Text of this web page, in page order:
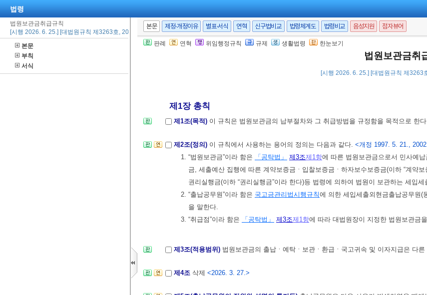
법령
법원보관금취급규칙
[시행 2026. 6. 25.] [대법원규칙 제3263호, 2026. 6. 25., 일부개정]
본문
부칙
서식
본문 제정·개정이유 별표·서식 연혁 신구법비교 법령체계도 법령비교 음성지원 점자뷰어
판례 연혁 위임행정규칙 규제 생활법령 한눈보기
법원보관금취
[시행 2026. 6. 25.] [대법원규칙 제3263
제1장 총칙
제1조(목적) 이 규칙은 법원보관금의 납부절차와 그 취급방법을 규정함을 목적으로 한
제2조(정의) 이 규칙에서 사용하는 용어의 정의는 다음과 같다. <개정 1997. 5. 21.,
1. “법원보관금”이라 함은
「공탁법」 제3조제1항에 따른 법원보관금으로서 민사예
금, 세출예산 집행에 따른 계약보증금ㆍ입찰보증금ㆍ하자보수보증금(이하 “계약
권리실행금(이하 “권리실행금”이라 한다)등 법령에 의하여 법원이 보관하는 세입
2. “출납공무원”이라 함은 국고금관리법시행규칙에 의한 세입세출외현금출납공무원(
을 말한다.
3. “취급점”이라 함은
「공탁법」 제3조제1항에 따라 대법원장이 지정한 법원보관금
제3조(적용범위) 법원보관금의 출납ㆍ예탁ㆍ보관ㆍ환급ㆍ국고귀속 및 이자지급은 다
제4조 삭제 <2026. 3. 27.>